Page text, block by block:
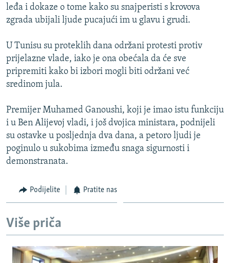
TV LIBERTY
POST SCRIPTUM
MOJA EVROPA
TRI DECENIJE OD RATA U BIH
SVE KARTE DEJTONA
Sve RFE/RL stranice
leđa i dokaze o tome kako su snajperisti s krovova
zgrada ubijali ljude pucajući im u glavu i grudi.
U Tunisu su proteklih dana održani protesti protiv
prijelazne vlade, iako je ona obećala da će sve
pripremiti kako bi izbori mogli biti održani već
sredinom jula.
Premijer Muhamed Ganoushi, koji je imao istu funkciju
i u Ben Alijevoj vladi, i još dvojica ministara, podnijeli
su ostavke u posljednja dva dana, a petoro ljudi je
poginulo u sukobima između snaga sigurnosti i
demonstranata.
Podijelite Pratite nas
Više priča